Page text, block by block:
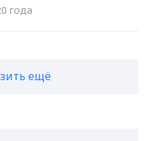
года
ещё